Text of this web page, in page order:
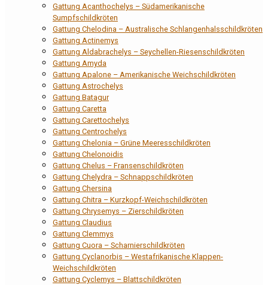
Gattung Acanthochelys – Südamerikanische
Sumpfschildkröten
Gattung Chelodina – Australische Schlangenhalsschildkröten
Gattung Actinemys
Gattung Aldabrachelys – Seychellen-Riesenschildkröten
Gattung Amyda
Gattung Apalone – Amerikanische Weichschildkröten
Gattung Astrochelys
Gattung Batagur
Gattung Caretta
Gattung Carettochelys
Gattung Centrochelys
Gattung Chelonia – Grüne Meeresschildkröten
Gattung Chelonoidis
Gattung Chelus – Fransenschildkröten
Gattung Chelydra – Schnappschildkröten
Gattung Chersina
Gattung Chitra – Kurzkopf-Weichschildkröten
Gattung Chrysemys – Zierschildkröten
Gattung Claudius
Gattung Clemmys
Gattung Cuora – Scharnierschildkröten
Gattung Cyclanorbis – Westafrikanische Klappen-
Weichschildkröten
Gattung Cyclemys – Blattschildkröten